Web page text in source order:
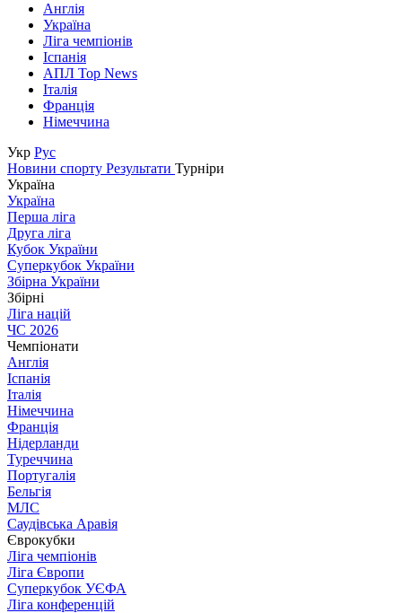
Англія
Україна
Ліга чемпіонів
Іспанія
АПЛ Top News
Італія
Франція
Німеччина
Укр Рус
Новини спорту Результати Турніри
Україна
Україна
Перша ліга
Друга ліга
Кубок України
Суперкубок України
Збірна України
Збірні
Ліга націй
ЧС 2026
Чемпіонати
Англія
Іспанія
Італія
Німеччина
Франція
Нідерланди
Туреччина
Португалія
Бельгія
МЛС
Саудівська Аравія
Єврокубки
Ліга чемпіонів
Ліга Європи
Суперкубок УЄФА
Ліга конференцій